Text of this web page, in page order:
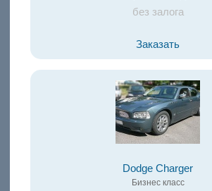
без залога
Заказать
Dodge Charger
Бизнес класс